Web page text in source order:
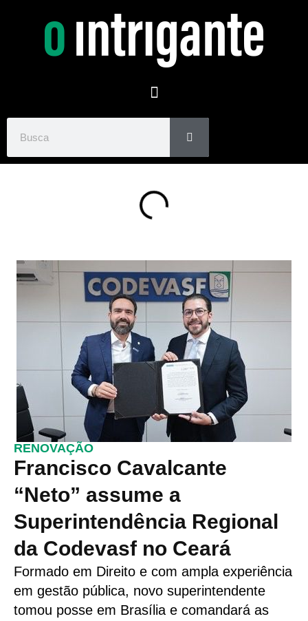
RENOVAÇÃO
Francisco Cavalcante
“Neto” assume a
Superintendência Regional
da Codevasf no Ceará
Formado em Direito e com ampla experiência
em gestão pública, novo superintendente
tomou posse em Brasília e comandará as